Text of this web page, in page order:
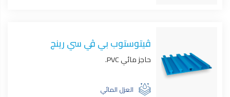
ڤيتوستوب بي ڤي سي رينج
حاجز مائي PVC.
العزل المائي